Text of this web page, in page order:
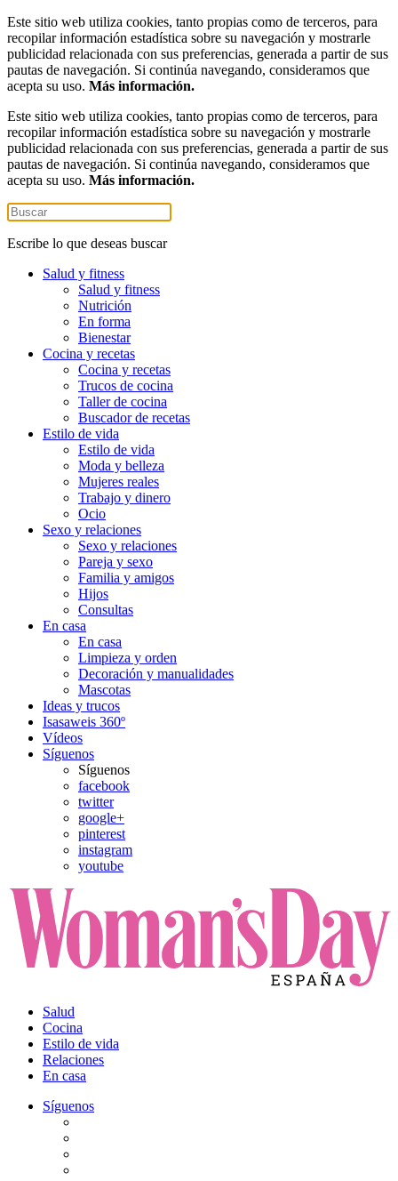
Este sitio web utiliza cookies, tanto propias como de terceros, para
recopilar información estadística sobre su navegación y mostrarle
publicidad relacionada con sus preferencias, generada a partir de sus
pautas de navegación. Si continúa navegando, consideramos que
acepta su uso. Más información.
Este sitio web utiliza cookies, tanto propias como de terceros, para
recopilar información estadística sobre su navegación y mostrarle
publicidad relacionada con sus preferencias, generada a partir de sus
pautas de navegación. Si continúa navegando, consideramos que
acepta su uso. Más información.
Escribe lo que deseas buscar
Salud y fitness
Salud y fitness
Nutrición
En forma
Bienestar
Cocina y recetas
Cocina y recetas
Trucos de cocina
Taller de cocina
Buscador de recetas
Estilo de vida
Estilo de vida
Moda y belleza
Mujeres reales
Trabajo y dinero
Ocio
Sexo y relaciones
Sexo y relaciones
Pareja y sexo
Familia y amigos
Hijos
Consultas
En casa
En casa
Limpieza y orden
Decoración y manualidades
Mascotas
Ideas y trucos
Isasaweis 360º
Vídeos
Síguenos
Síguenos
facebook
twitter
google+
pinterest
instagram
youtube
Salud
Cocina
Estilo de vida
Relaciones
En casa
Síguenos